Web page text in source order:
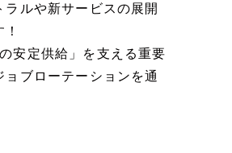
ルや新サービスの展開
安定供給」を支える重要
ブローテーションを通